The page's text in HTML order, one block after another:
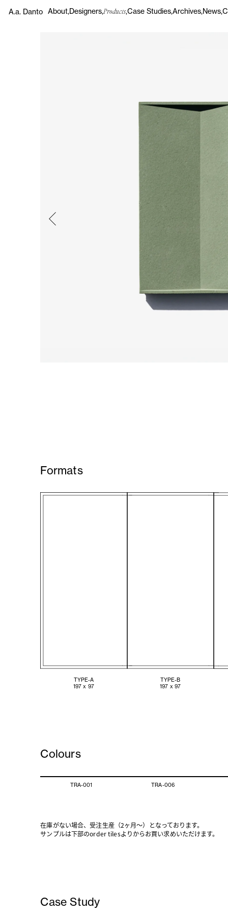
A.a. Danto About Designers ProductsCase StudiesArchives News
Formats
TYPE-A
197 x 97
TYPE-B
197 x 97
Colours
TRA-001 TRA-006
在庫がない場合、受注生産（2ヶ月〜）となっております。
サンプルは下部のorder tilesよりからお買い求めいただけます。
Case Study